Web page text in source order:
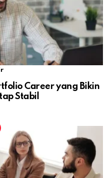
Career yang Bikin
Stabil